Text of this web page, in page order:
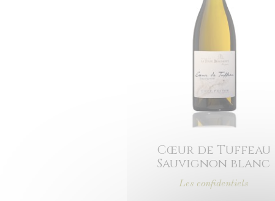
Cœur de Tuffeau
Sauvignon blanc
Les confidentiels